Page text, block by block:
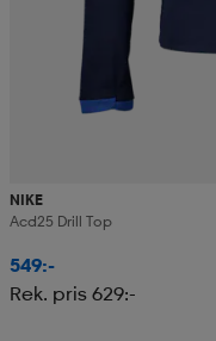
NIKE
Acd25 Drill Top
549:-
Rek. pris 629:-